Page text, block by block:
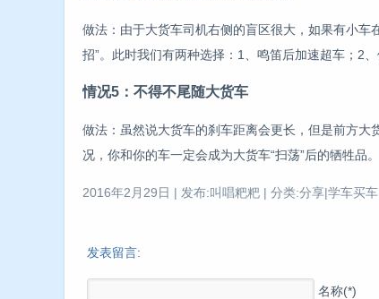
做法：由于大货车司机右侧的盲区很大，如果有小车
招”。此时我们有两种选择：1、鸣笛后加速超车；2、
情况5：不得不尾随大货车
做法：虽然说大货车的刹车距离会更长，但是前方
况，你和你的车一定会成为大货车“扫荡”后的牺牲品
2016年2月29日 | 发布:叫唱粑粑 | 分类:分享|学车买
发表留言:
名称(*)